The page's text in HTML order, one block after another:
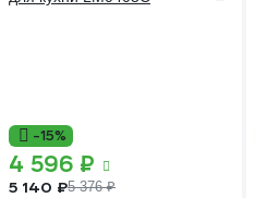
-15%
4 596 ₽
5 140 ₽5 376 ₽